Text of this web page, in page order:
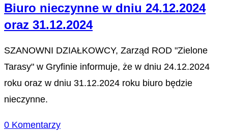
Biuro nieczynne w dniu 24.12.2024
oraz 31.12.2024
SZANOWNI DZIAŁKOWCY, Zarząd ROD "Zielone
Tarasy" w Gryfinie informuje, że w dniu 24.12.2024
roku oraz w dniu 31.12.2024 roku biuro będzie
nieczynne.
0 Komentarzy